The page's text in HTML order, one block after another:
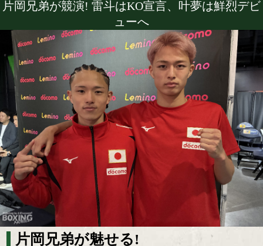
試合日程 試合結果 練習動画 ランキング
[前日計量]2026.6.9
片岡兄弟が競演! 雷斗はKO宣言、叶夢は
ューへ